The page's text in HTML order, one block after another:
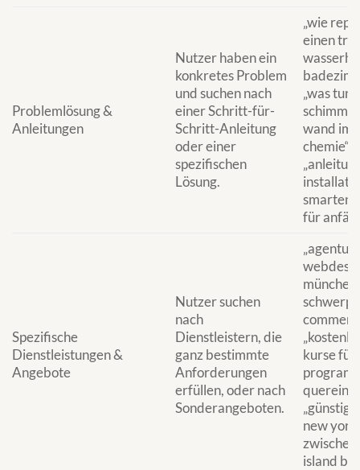
Problemlösung &
Anleitungen
Nutzer haben ein
konkretes Problem
und suchen nach
einer Schritt-für-
Schritt-Anleitung
oder einer
spezifischen
Lösung.
„wie
einen
„was tun
wand im
chemie“
smarten
für
Spezifische
Dienstleistungen &
Angebote
Nutzer suchen
nach
Dienstleistern, die
ganz bestimmte
Anforderungen
erfüllen, oder nach
Sonderangeboten.
„agentur
kurse für
new
island